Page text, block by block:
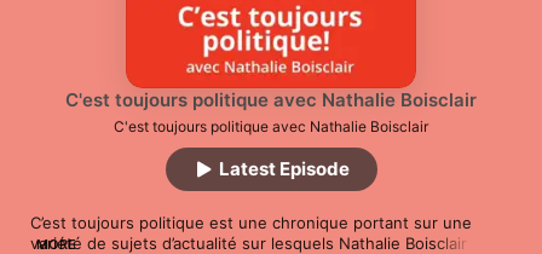
C'est toujours politique avec Nathalie Boisclair
C'est toujours politique avec Nathalie Boisclair
C’est toujours politique est une chronique portant sur une
variété de sujets d’actualité sur lesquels Nathalie Boisclair
MORE
Latest Episode